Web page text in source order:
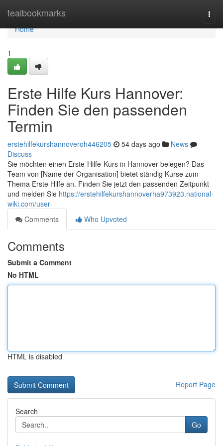
tealbookmarks
Home
Home
1
Erste Hilfe Kurs Hannover:
Finden Sie den passenden
Termin
erstehilfekurshannoveroh446205 54 days ago
News
Discuss
Sie möchten einen Erste-Hilfe-Kurs in Hannover belegen? Das
Team von [Name der Organisation] bietet ständig Kurse zum
Thema Erste Hilfe an. Finden Sie jetzt den passenden Zeitpunkt
und melden Sie https://erstehilfekurshannoverha973923.national-
wiki.com/user
Comments
Who Upvoted
Comments
Submit a Comment
No HTML
HTML is disabled
Report Page
Search
Go